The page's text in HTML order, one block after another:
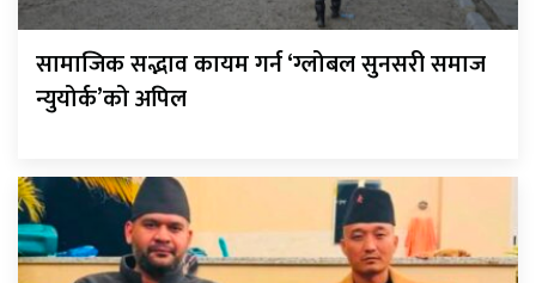
सामाजिक सद्भाव कायम गर्न ‘ग्लोबल सुनसरी समाज
न्युयोर्क’को अपिल